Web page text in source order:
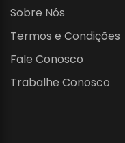
Sobre Nós
Termos e Condições
Fale Conosco
Trabalhe Conosco